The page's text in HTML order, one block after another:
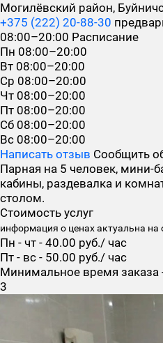
Могилёвский район,
+375 (222) 20-88-30
08:00–20:00 Расписание
Пн 08:00–20:00
Вт 08:00–20:00
Ср 08:00–20:00
Чт 08:00–20:00
Пт 08:00–20:00
Сб 08:00–20:00
Вс 08:00–20:00
Написать отзыв Сообщить
Парная на 5 человек, мини-
кабины, раздевалка и
столом.
Стоимость услуг
информация о ценах актуальна на
Пн - чт - 40.00 руб./ час
Пт - вс - 50.00 руб./ час
Минимальное время заказа
3